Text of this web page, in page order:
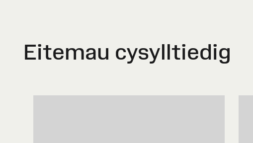
Eitemau cysylltiedig